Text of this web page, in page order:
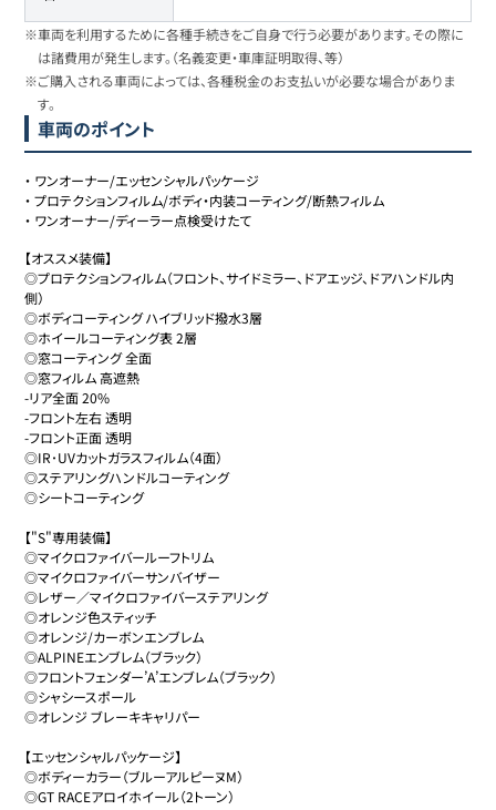
※車両を利用するために各種手続きをご自身で行う必要があります。その際に
は諸費用が発生します。（名義変更・車庫証明取得、等）
※ご購入される車両によっては、各種税金のお支払いが必要な場合がありま
す。
車両のポイント
・ ワンオーナー/エッセンシャルパッケージ
・プロテクションフィルム/ボディ・内装コーティング/断熱フィルム
・ ワンオーナー/ディーラー点検受けたて
【オススメ装備】
◎プロテクションフィルム（フロント、サイドミラー、ドアエッジ、ドアハンドル内
側）
◎ボディコーティング ハイブリッド撥水3層
◎ホイールコーティング表 2層
◎窓コーティング 全面
◎窓フィルム 高遮熱
-リア全面 20%
-フロント左右 透明
-フロント正面 透明
◎IR･UVカットガラスフィルム（4面）
◎ステアリングハンドルコーティング
◎シートコーティング
【"S"専用装備】
◎マイクロファイバールーフトリム
◎マイクロファイバーサンバイザー
◎レザー／マイクロファイバーステアリング
◎オレンジ色スティッチ
◎オレンジ/カーボンエンブレム
◎ALPINEエンブレム（ブラック）
◎フロントフェンダー’A’エンブレム（ブラック）
◎シャシースポール
◎オレンジ ブレーキキャリパー
【エッセンシャルパッケージ】
◎ボディーカラー（ブルーアルピーヌM）
◎GT RACEアロイホイール（2トーン）